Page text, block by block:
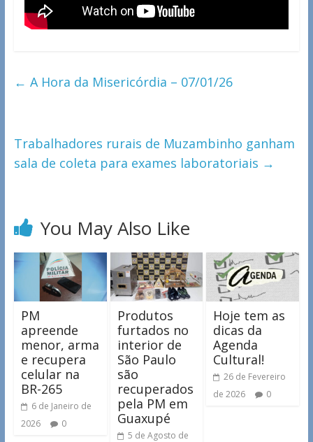
← A Hora da Misericórdia – 07/01/26
Trabalhadores rurais de Muzambinho ganham
sala de coleta para exames laboratoriais →
You May Also Like
PM
apreende
menor, arma
e recupera
celular na
BR-265
6 de Janeiro de
2026
0
Produtos
furtados no
interior de
São Paulo
são
recuperados
pela PM em
Guaxupé
5 de Agosto de
Hoje tem as
dicas da
Agenda
Cultural!
26 de Fevereiro
de 2026
0